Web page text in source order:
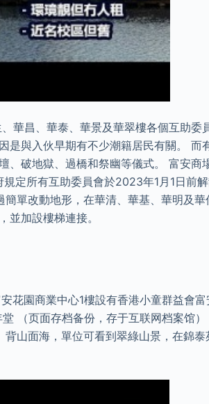
華昌、華泰、華景及華翠樓各個互助委
是與入伙早期有不少潮籍居民有關。 而
、破地獄、過橋和祭幽等儀式。 富安商
定所有互助委員會於2023年1月1日前
單改動地形，在華清、華基、華明及華
並加設樓梯連接。
花園商業中心1樓設有香港小童群益會富
（页面存档备份，存于互联网档案馆）
山面海，單位可看到翠綠山景，在錦泰